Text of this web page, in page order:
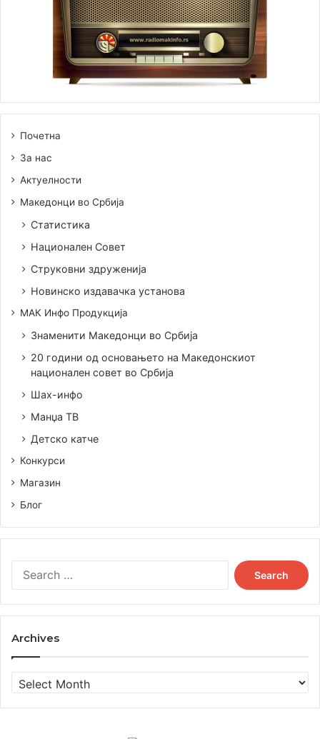
Почетна
За нас
Актуелности
Македонци во Србија
Статистика
Национален Совет
Струковни здруженија
Новинско издавачка установа
МАК Инфо Продукција
Знаменити Македонци во Србија
20 години од основањето на Македонскиот
национален совет во Србија
Шах-инфо
Манџа ТВ
Детско катче
Конкурси
Магазин
Блог
Search
for:
Archives
Archives